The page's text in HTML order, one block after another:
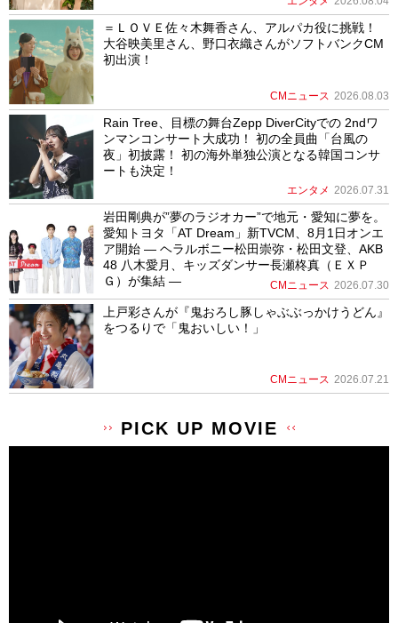
＝ＬＯＶＥ佐々木舞香さん、アルパカ役に挑戦！
大谷映美里さん、野口衣織さんがソフトバンクCM
初出演！
CMニュース 2026.08.03
Rain Tree、目標の舞台Zepp DiverCityでの 2ndワ
ンマンコンサート大成功！ 初の全員曲「台風の
夜」初披露！ 初の海外単独公演となる韓国コンサ
ートも決定！
エンタメ 2026.07.31
岩田剛典が”夢のラジオカー”で地元・愛知に夢を。
愛知トヨタ「AT Dream」新TVCM、8月1日オンエ
ア開始 ― ヘラルボニー松田崇弥・松田文登、AKB
48 八木愛月、キッズダンサー長瀬柊真（ＥＸＰ
Ｇ）が集結 ―
CMニュース 2026.07.30
上戸彩さんが『鬼おろし豚しゃぶぶっかけうどん』
をつるりで「鬼おいしい！」
CMニュース 2026.07.21
PICK UP MOVIE